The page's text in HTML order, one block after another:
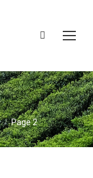
Recherche
Page 2